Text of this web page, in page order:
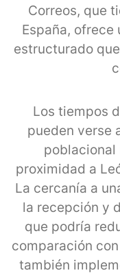
Correos, que
España, ofrece
estructurado
Los tiempos
pueden verse
poblacional
proximidad a
La cercanía a
la recepción y
que podría
comparación
también